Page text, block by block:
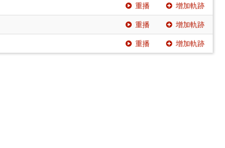
重播 增加軌跡
重播 增加軌跡
重播 增加軌跡